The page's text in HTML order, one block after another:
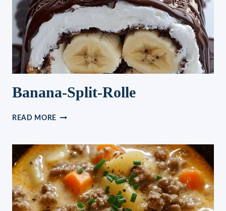
Banana-Split-Rolle
READ MORE BANANA-